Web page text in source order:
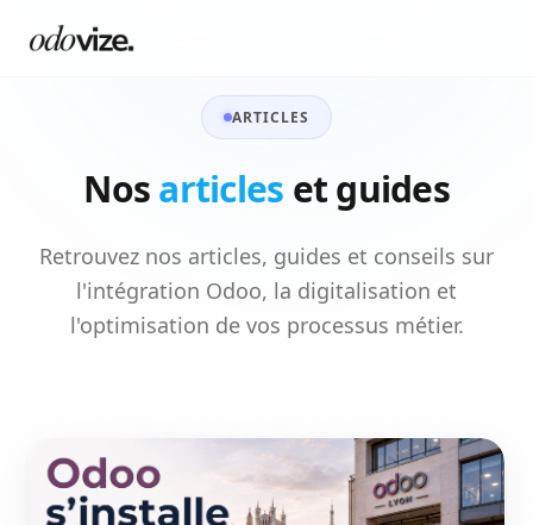
ARTICLES
Nosarticles et guides
Retrouvez nos articles, guides et conseils sur
l'intégration Odoo, la digitalisation et
l'optimisation de vos processus métier.